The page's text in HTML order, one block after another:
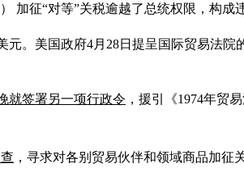
加征“对等”关税逾越了总统权限，构成
。美国政府4月28日提呈国际贸易法院
就签署另一项行政令 ，援引《1974年贸
，寻求对各别贸易伙伴和领域商品加征